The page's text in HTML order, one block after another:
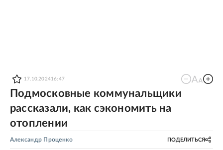
17.10.202416:47
Подмосковные коммунальщики
рассказали, как сэкономить на
отоплении
Александр Проценко ПОДЕЛИТЬСЯ